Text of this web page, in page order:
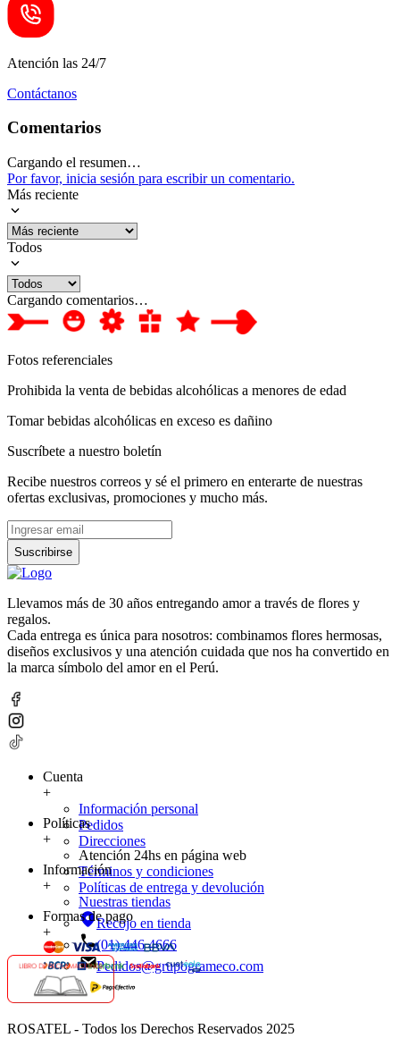
Atención las 24/7
Contáctanos
Comentarios
Cargando el resumen…
Por favor, inicia sesión para escribir un comentario.
Más reciente
Todos
Cargando comentarios…
Fotos referenciales
Prohibida la venta de bebidas alcohólicas a menores de edad
Tomar bebidas alcohólicas en exceso es dañino
Suscríbete a nuestro boletín
Recibe nuestros correos y sé el primero en enterarte de nuestras
ofertas exclusivas, promociones y mucho más.
Suscribirse
Llevamos más de 30 años entregando amor a través de flores y
regalos.
Cada entrega es única para nosotros: combinamos flores hermosas,
diseños exclusivos y una atención cuidada que nos ha convertido en
la marca símbolo del amor en el Perú.
Cuenta
+
Información personal
Pedidos
Direcciones
Políticas
+
Atención 24hs en página web
Términos y condiciones
Políticas de entrega y devolución
Información
+
Nuestras tiendas
Recojo en tienda
(01) 446 4666
Pedidos@grupogrameco.com
Formas de pago
+
ROSATEL - Todos los Derechos Reservados 2025